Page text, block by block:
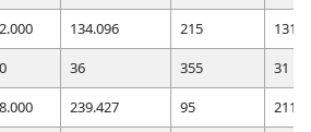
134.096 215
36 355
31
239.427 95